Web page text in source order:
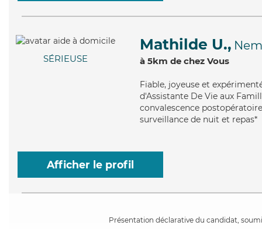
SÉRIEUSE
Mathilde U.,
à 5km de chez Vous
Fiable, joyeuse et
d'Assistante De Vie aux
convalescence
surveillance de nuit et repas*
Afficher le profil
Présentation déclarative du candidat,